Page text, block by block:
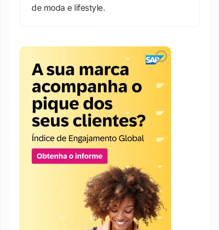
de moda e lifestyle.